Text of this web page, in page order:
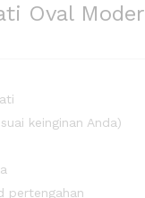
Oval
keinginan Anda)
pertengahan